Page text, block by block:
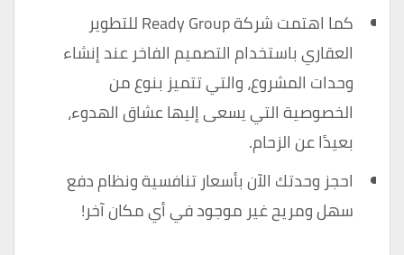
كما اهتمت شركة Ready Group للتطوير
العقاري باستخدام التصميم الفاخر عند إنشاء
وحدات المشروع، والتي تتميز بنوع من
الخصوصية التي يسعى إليها عشاق الهدوء،
بعيدًا عن الزحام.
احجز وحدتك الآن بأسعار تنافسية ونظام دفع
سهل ومريح غير موجود في أي مكان آخر!